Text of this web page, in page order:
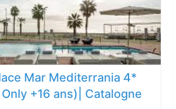
Mar Mediterrania 4*
+16 ans)| Catalogne